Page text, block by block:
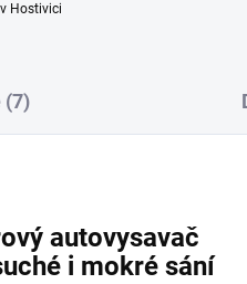
Hostivici
(7)
autovysavač
i mokré sání